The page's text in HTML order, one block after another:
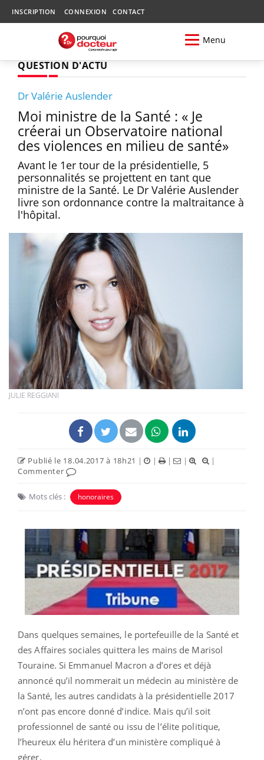
INSCRIPTION CONNEXION CONTACT
Menu
QUESTION D'ACTU
Dr Valérie Auslender
Moi ministre de la Santé : « Je
créerai un Observatoire national
des violences en milieu de santé»
Avant le 1er tour de la présidentielle, 5
personnalités se projettent en tant que
ministre de la Santé. Le Dr Valérie Auslender
livre son ordonnance contre la maltraitance à
l'hôpital.
JULIE REGGIANI
Publié le 18.04.2017 à 18h21 | | | |
|
Commenter
Mots clés : honoraires
Dans quelques semaines, le portefeuille de la Santé et
des Affaires sociales quittera les mains de Marisol
Touraine. Si Emmanuel Macron a d’ores et déjà
annoncé qu’il nommerait un médecin au ministère de
la Santé, les autres candidats à la présidentielle 2017
n’ont pas encore donné d’indice. Mais qu’il soit
professionnel de santé ou issu de l’élite politique,
l’heureux élu héritera d’un ministère compliqué à
gérer.